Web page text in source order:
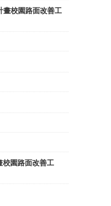
畫校園路面改善工
校園路面改善工